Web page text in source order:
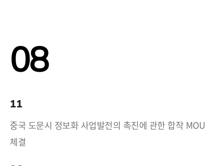
08
11
중국 도문시 정보화 사업발전의 촉진에 관한 합작 MOU
체결